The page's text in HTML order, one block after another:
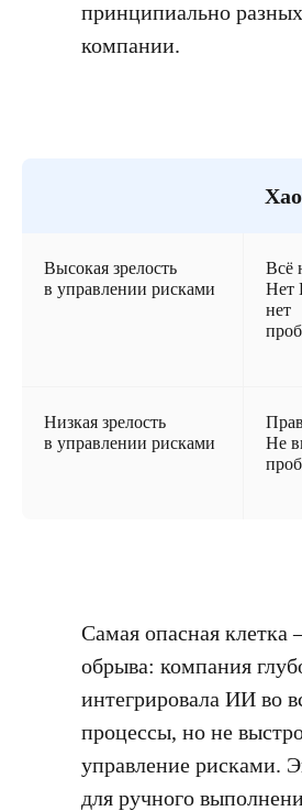
принципиально
компании.
Высокая зрелость
в управлении рисками
Всё
Нет
нет
Низкая зрелость
в управлении рисками
Не
Самая опасная клетка
обрыва: компания
интегрировала ИИ во
процессы, но не
управление рисками.
для ручного